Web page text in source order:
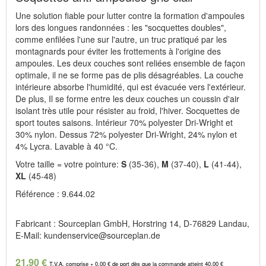
Une solution fiable pour lutter contre la formation d'ampoules
lors des longues randonnées : les "socquettes doubles",
comme enfilées l'une sur l'autre, un truc pratiqué par les
montagnards pour éviter les frottements à l'origine des
ampoules. Les deux couches sont reliées ensemble de façon
optimale, il ne se forme pas de plis désagréables. La couche
intérieure absorbe l'humidité, qui est évacuée vers l'extérieur.
De plus, Il se forme entre les deux couches un coussin d'air
isolant très utile pour résister au froid, l'hiver. Socquettes de
sport toutes saisons. Intérieur 70% polyester Dri-Wright et
30% nylon. Dessus 72% polyester Dri-Wright, 24% nylon et
4% Lycra. Lavable à 40 °C.
Votre taille = votre pointure: S (35-36), M (37-40), L (41-44),
XL (45-48)
Référence : 9.644.02
Fabricant : Sourceplan GmbH, Horstring 14, D-76829 Landau,
E-Mail: kundenservice@sourceplan.de
21,90 € T.V.A. comprise + 0,00 € de port dès que la commande atteint 40,00 €